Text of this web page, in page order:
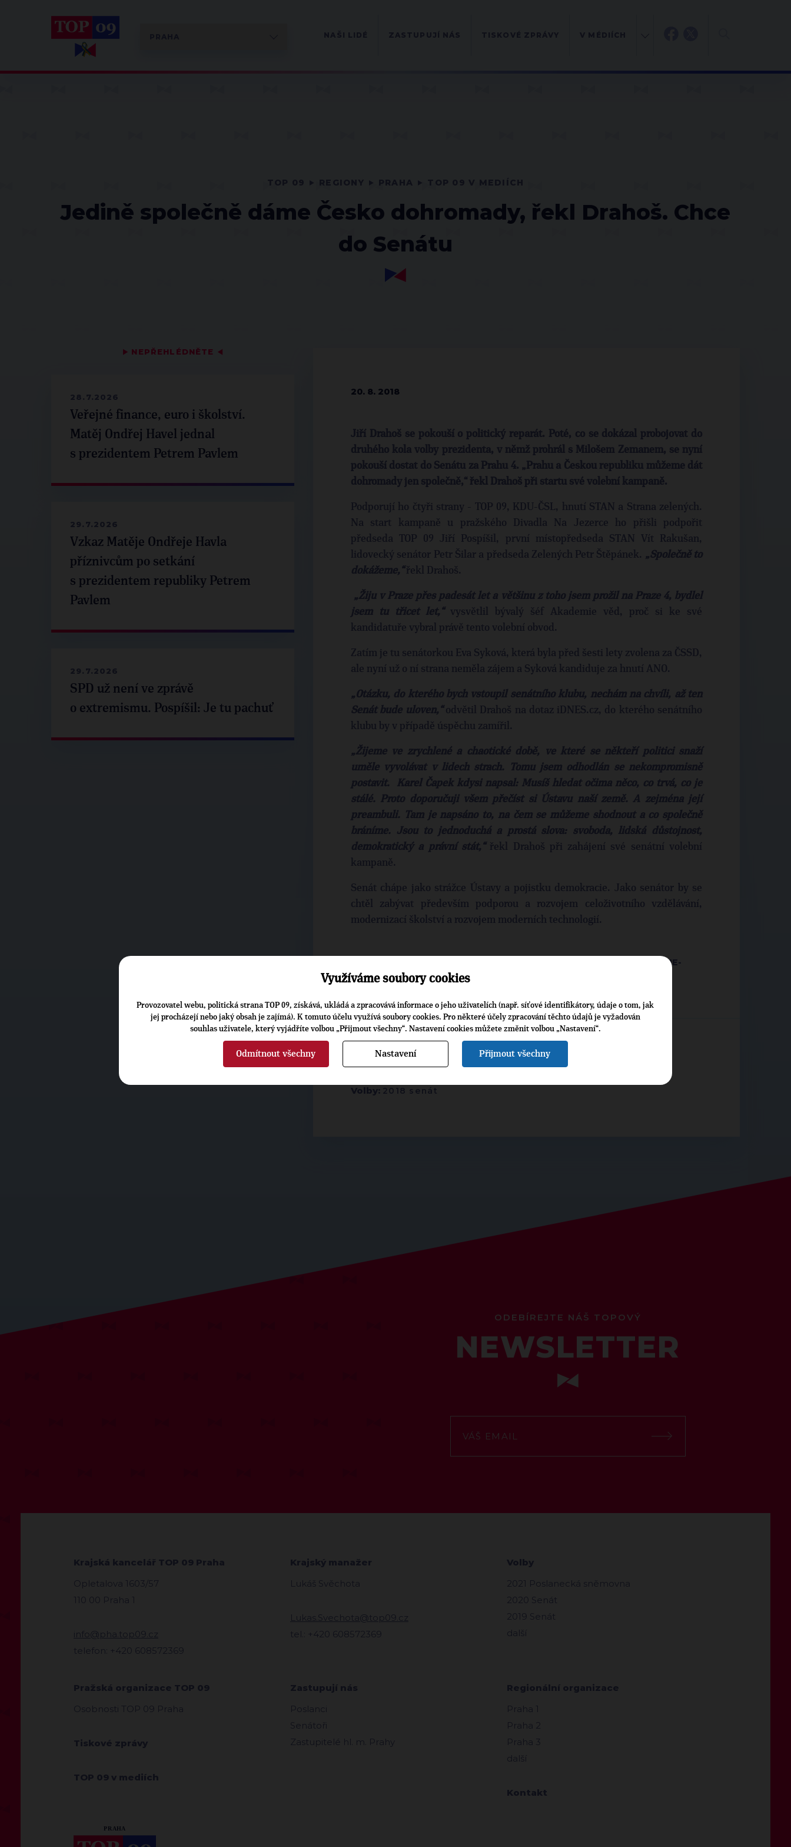
Jedině společně dáme Česko dohromady, řekl Drahoš. Chce
do Senátu
▶ NEPŘEHLÉDNĚTE ◀
28.7.2026
Veřejné finance, euro i školství.
Matěj Ondřej Havel jednal
s prezidentem Petrem Pavlem
29.7.2026
Vzkaz Matěje Ondřeje Havla
příznivcům po setkání
s prezidentem republiky Petrem
Pavlem
29.7.2026
SPD už není ve zprávě
o extremismu. Pospíšil: Je tu pachuť
20. 8. 2018
Jiří Drahoš se pokouší o politický reparát. Poté, co se dokázal probojovat do
druhého kola volby prezidenta, v němž prohrál s Milošem Zemanem, se nyní
pokouší dostat do Senátu za Prahu 4. „Prahu a Českou republiku můžeme dát
dohromady jen společně,“ řekl Drahoš při startu své volební kampaně.
Podporují ho čtyři strany - TOP 09, KDU-ČSL, hnutí STAN a Strana zelených.
Na start kampaně u pražského Divadla Na Jezerce ho přišli podpořit
předseda TOP 09 Jiří Pospíšil, první místopředseda STAN Vít Rakušan,
lidovecký senátor Petr Šilar a předseda Zelených Petr Štěpánek. „Společně to
dokážeme,“řekl Drahoš.
„Žiju v Praze přes padesát let a většinu z toho jsem prožil na Praze 4, bydlel
jsem tu třicet let,“
vysvětlil bývalý šéf Akademie věd, proč si ke své
kandidatuře vybral právě tento volební obvod.
Zatím je tu senátorkou Eva Syková, která byla před šesti lety zvolena za ČSSD,
ale nyní už o ní strana neměla zájem a Syková kandiduje za hnutí ANO.
„Otázku, do kterého bych vstoupil senátního klubu, nechám na chvíli, až ten
Senát bude uloven,“ odvětil Drahoš na dotaz iDNES.cz, do kterého senátního
klubu by v případě úspěchu zamířil.
„Žijeme ve zrychlené a chaotické době, ve které se někteří politici snaží
uměle vyvolávat v lidech strach. Tomu jsem odhodlán se nekompromisně
postavit. Karel Čapek kdysi napsal: Musíš hledat očima něco, co trvá, co je
stálé. Proto doporučuji všem přečíst si Ústavu naší země. A zejména její
preambuli. Tam je napsáno to, na čem se můžeme shodnout a co společně
bráníme. Jsou to jednoduchá a prostá slova: svoboda, lidská důstojnost,
demokratický a právní stát,“řekl Drahoš při zahájení své senátní volební
kampaně.
Senát chápe jako strážce Ústavy a pojistku demokracie. Jako senátor by se
chtěl zabývat především podporou a rozvojem celoživotního vzdělávání,
modernizací školství a rozvojem moderních technologií.
ZDROJ: HTTPS://ZPRAVY.IDNES.CZ/DRAHOS-START-VOLEBNI-KAMPANE-
SENAT-DT7-/DOMACI.ASPX?C=A180820_150127_DOMACI_KOP
Volby: 2018 senát
ODEBÍREJTE NÁŠ TOPOVÝ
NEWSLETTER
Krajská kancelář TOP 09 Praha
Opletalova 1603/57
110 00 Praha 1
info@pha.top09.cz
telefon: +420 608572369
Krajský manažer
Lukáš Svěchota
Lukas.Svechota@top09.cz
tel.: +420 608572369
Volby
2021 Poslanecká sněmovna
2020 Senát
2019 Senát
další
Pražská organizace TOP 09
Osobnosti TOP 09 Praha
Tiskové zprávy
TOP 09 v mediích
Zastupují nás
Poslanci
Senátoři
Zastupitelé hl. m. Prahy
Regionální organizace
Praha 1
Praha 2
Praha 3
další
Kontakt
Využíváme soubory cookies
Provozovatel webu, politická strana TOP 09, získává, ukládá a zpracovává informace o jeho uživatelích (např. síťové identifikátory, údaje o tom, jak
jej procházejí nebo jaký obsah je zajímá). K tomuto účelu využívá soubory cookies. Pro některé účely zpracování těchto údajů je vyžadován
souhlas uživatele, který vyjádříte volbou „Přijmout všechny“. Nastavení cookies můžete změnit volbou „Nastavení“.
Odmítnout všechny Nastavení Přijmout všechny